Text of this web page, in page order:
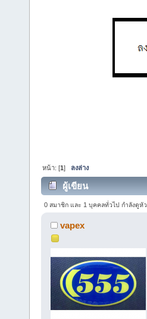
หน้า: [1] ลงล่าง
ผู้เขียน
0 สมาชิก และ 1 บุคคลทั่วไป กำลังดูหั
vapex